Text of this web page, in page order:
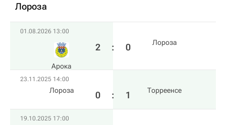
Лороза
01.08.2026 13:00
Арока
2 : 0 Лороза
23.11.2025 14:00
Лороза 0 : 1 Торреенсе
19.10.2025 17:00